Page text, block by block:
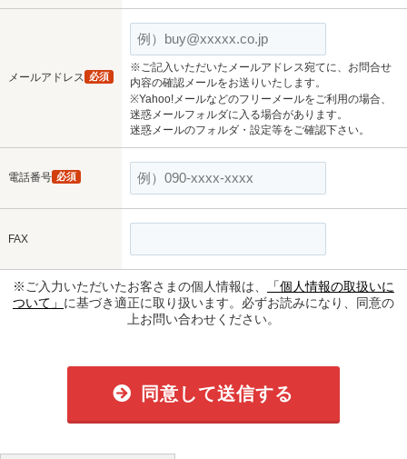
メールアドレス 必須
※ご記入いただいたメールアドレス宛てに、お問合せ
内容の確認メールをお送りいたします。
※Yahoo!メールなどのフリーメールをご利用の場合、
迷惑メールフォルダに入る場合があります。
迷惑メールのフォルダ・設定等をご確認下さい。
電話番号 必須
FAX
※ご入力いただいたお客さまの個人情報は、
「個人情報の取扱いに
ついて」 に基づき適正に取り扱います。必ずお読みになり、同意の
上お問い合わせください。
同意して送信する